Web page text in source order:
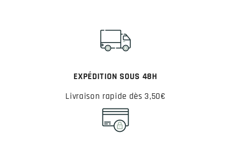
EXPÉDITION SOUS 48H
Livraison rapide dès 3,50€